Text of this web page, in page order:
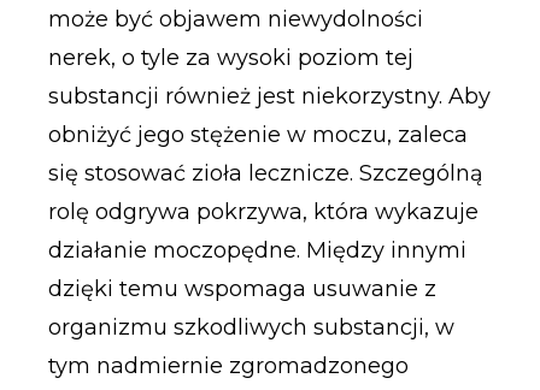
może być objawem niewydolności
nerek, o tyle za wysoki poziom tej
substancji również jest niekorzystny. Aby
obniżyć jego stężenie w moczu, zaleca
się stosować zioła lecznicze. Szczególną
rolę odgrywa pokrzywa, która wykazuje
działanie moczopędne. Między innymi
dzięki temu wspomaga usuwanie z
organizmu szkodliwych substancji, w
tym nadmiernie zgromadzonego